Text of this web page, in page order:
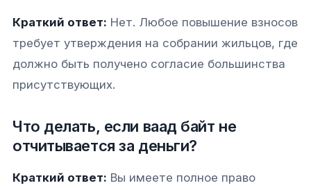
Краткий ответ: Нет. Любое повышение взносов
требует утверждения на собрании жильцов, где
должно быть получено согласие большинства
присутствующих.
Что делать, если ваад байт не
отчитывается за деньги?
Краткий ответ: Вы имеете полное право